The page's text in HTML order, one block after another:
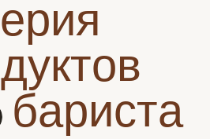
ерия
дуктов
бариста